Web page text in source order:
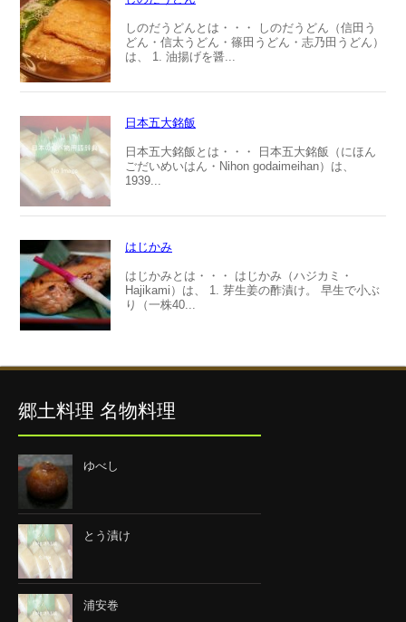
しのだうどんとは・・・ しのだうどん（信田う
どん・信太うどん・篠田うどん・志乃田うどん）
は、 1. 油揚げを醤...
日本五大銘飯
日本五大銘飯とは・・・ 日本五大銘飯（にほん
ごだいめいはん・Nihon godaimeihan）は、
1939...
はじかみ
はじかみとは・・・ はじかみ（ハジカミ・
Hajikami）は、 1. 芽生姜の酢漬け。 早生で小ぶ
り（一株40...
郷土料理 名物料理
ゆべし
とう漬け
浦安巻